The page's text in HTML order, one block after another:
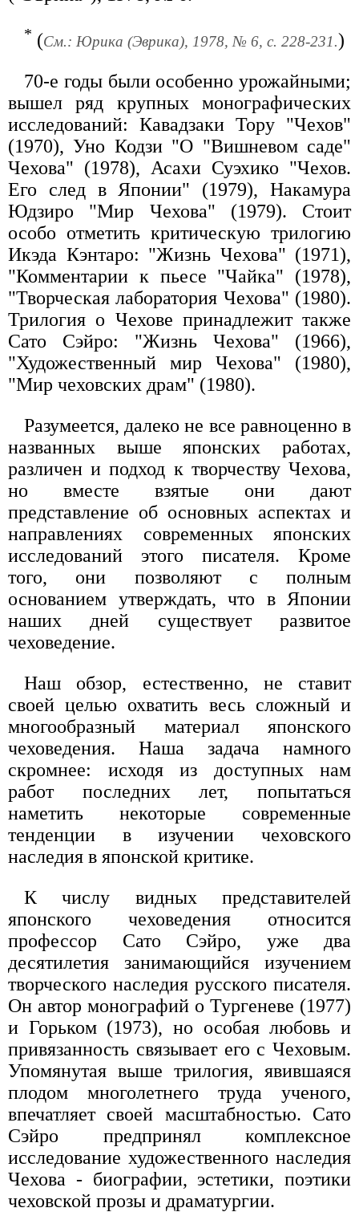
* (См.: Юрика (Эврика), 1978, № 6, с. 228-231.)
70-е годы были особенно урожайными;
вышел ряд крупных монографических
исследований: Кавадзаки Тору "Чехов"
(1970), Уно Кодзи "О "Вишневом саде"
Чехова" (1978), Асахи Суэхико "Чехов.
Его след в Японии" (1979), Накамура
Юдзиро "Мир Чехова" (1979). Стоит
особо отметить критическую трилогию
Икэда Кэнтаро: "Жизнь Чехова" (1971),
"Комментарии к пьесе "Чайка" (1978),
"Творческая лаборатория Чехова" (1980).
Трилогия о Чехове принадлежит также
Сато Сэйро: "Жизнь Чехова" (1966),
"Художественный мир Чехова" (1980),
"Мир чеховских драм" (1980).
Разумеется, далеко не все равноценно в
названных выше японских работах,
различен и подход к творчеству Чехова,
но вместе взятые они дают
представление об основных аспектах и
направлениях современных японских
исследований этого писателя. Кроме
того, они позволяют с полным
основанием утверждать, что в Японии
наших дней существует развитое
чеховедение.
Наш обзор, естественно, не ставит
своей целью охватить весь сложный и
многообразный материал японского
чеховедения. Наша задача намного
скромнее: исходя из доступных нам
работ последних лет, попытаться
наметить некоторые современные
тенденции в изучении чеховского
наследия в японской критике.
К числу видных представителей
японского чеховедения относится
профессор Сато Сэйро, уже два
десятилетия занимающийся изучением
творческого наследия русского писателя.
Он автор монографий о Тургеневе (1977)
и Горьком (1973), но особая любовь и
привязанность связывает его с Чеховым.
Упомянутая выше трилогия, явившаяся
плодом многолетнего труда ученого,
впечатляет своей масштабностью. Сато
Сэйро предпринял комплексное
исследование художественного наследия
Чехова - биографии, эстетики, поэтики
чеховской прозы и драматургии.